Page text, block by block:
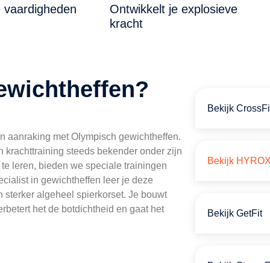
vaardigheden
Ontwikkelt je explosieve
kracht
aanraking met Olympisch gewichtheffen.
steeds bekender onder zijn
leren, bieden we speciale trainingen
in gewichtheffen leer je deze
algeheel spierkorset. Je bouwt
het de botdichtheid en gaat het
Bekijk
Bekijk HYROX
Bekijk GetFit